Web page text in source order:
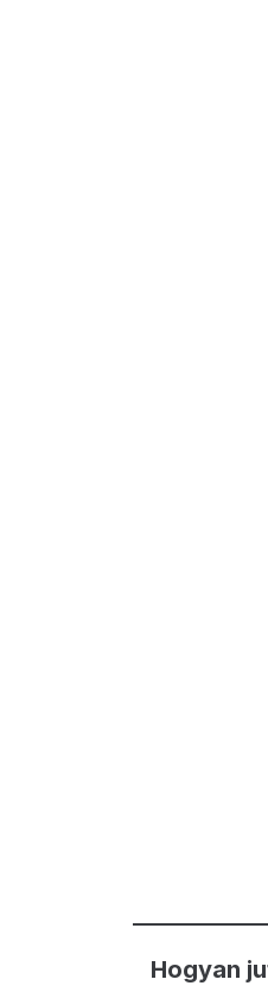
Hogyan